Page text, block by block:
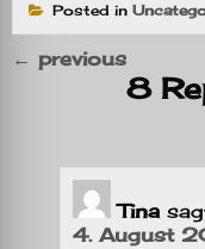
Posted in
← previous
8
Tina
4. August